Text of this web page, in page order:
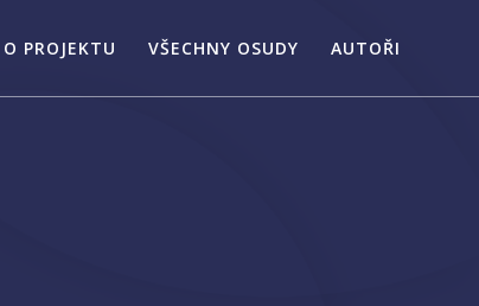
O PROJEKTU VŠECHNY OSUDY AUTOŘI